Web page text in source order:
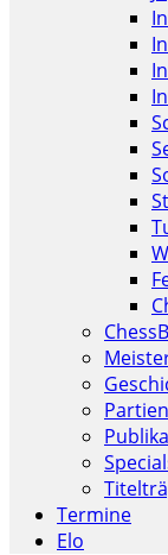
Partien
Termine
Elo